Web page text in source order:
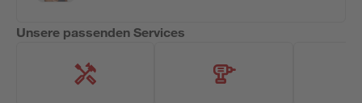
Unsere passenden Services